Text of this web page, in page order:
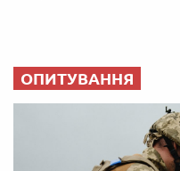
ОПИТУВАННЯ